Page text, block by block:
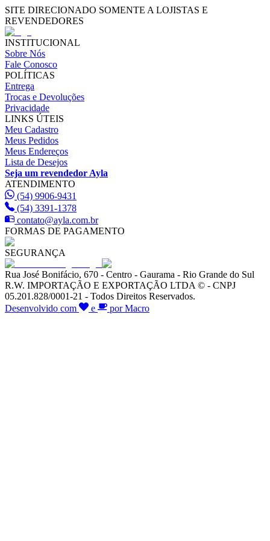
SITE DIRECIONADO SOMENTE A LOJISTAS E
REVENDEDORES
INSTITUCIONAL
Sobre Nós
Fale Conosco
POLÍTICAS
Entrega
Trocas e Devoluções
Privacidade
LINKS ÚTEIS
Meu Cadastro
Meus Pedidos
Meus Endereços
Lista de Desejos
Seja um revendedor Ayla
ATENDIMENTO
(54) 9906-9431
(54) 3391-1378
contato@ayla.com.br
FORMAS DE PAGAMENTO
SEGURANÇA
Rua José Bonifácio, 670 - Centro - Gaurama - Rio Grande do Sul
R.W. IMPORTAÇÃO E EXPORTAÇÃO LTDA © - CNPJ
05.201.828/0001-21 - Todos Direitos Reservados.
Desenvolvido com
e por Macro